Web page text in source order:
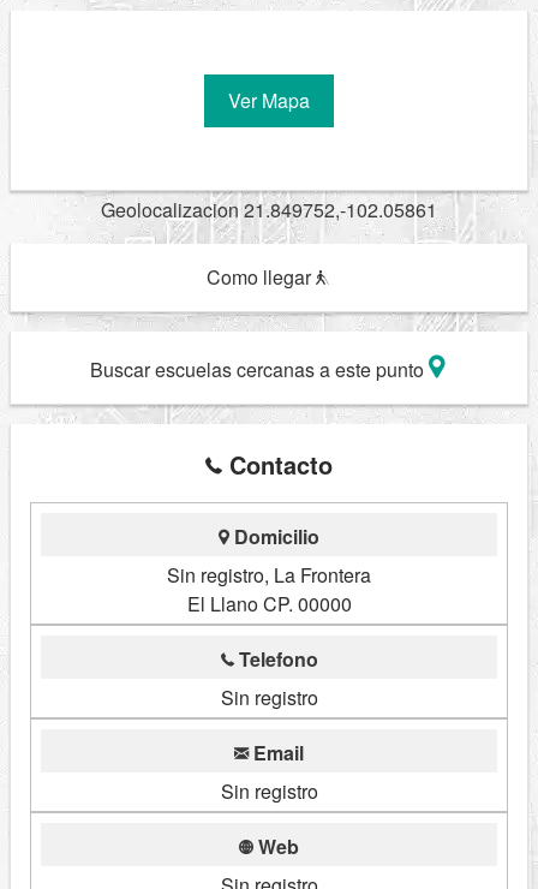
Ver Mapa
Geolocalizacion 21.849752,-102.05861
Como llegar
Buscar escuelas cercanas a este punto
Contacto
Domicilio
Sin registro, La Frontera
El Llano CP. 00000
Telefono
Sin registro
Email
Sin registro
Web